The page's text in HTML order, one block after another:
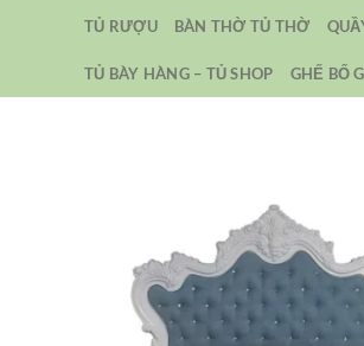
TỦ RƯỢU BÀN THỜ TỦ THỜ
TỦ BÀY HÀNG – TỦ SHOP GHẾ BỐ